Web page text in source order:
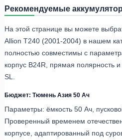
Рекомендуемые
На этой странице вы можете
Allion T240 (2001-2004) в нашем
полностью совместимы с
корпус B24R, прямая полярность
SL.
Бюджет: Тюмень Азия 50 Ач
Параметры: ёмкость 50 Ач,
Проверенный временем
корпусе, адаптированный под